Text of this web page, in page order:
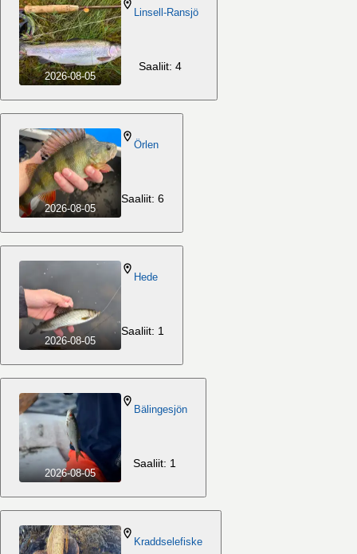
2026-08-05
Linsell-Ransjö
Saaliit: 4
2026-08-05
Örlen
Saaliit: 6
2026-08-05
Hede
Saaliit: 1
2026-08-05
Bälingesjön
Saaliit: 1
Kraddselefiske